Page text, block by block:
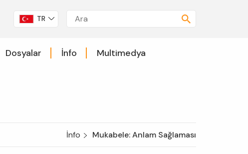
TR
Dosyalar İnfo Multimedya
İnfo Mukabele: Anlam Sağlaması